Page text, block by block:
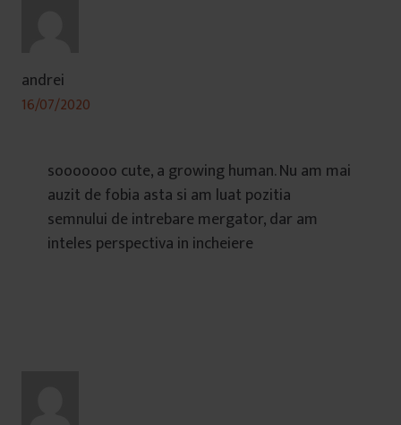
andrei
16/07/2020
sooooooo cute, a growing human. Nu am mai
auzit de fobia asta si am luat pozitia
semnului de intrebare mergator, dar am
inteles perspectiva in incheiere